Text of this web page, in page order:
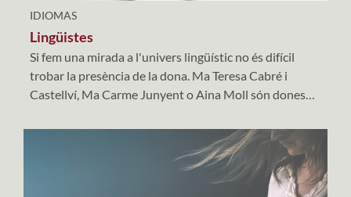
IDIOMAS
Lingüistes
Si fem una mirada a l'univers lingüístic no és difícil
trobar la presència de la dona. Ma Teresa Cabré i
Castellví, Ma Carme Junyent o Aina Moll són dones
han deixat la seva impremta.